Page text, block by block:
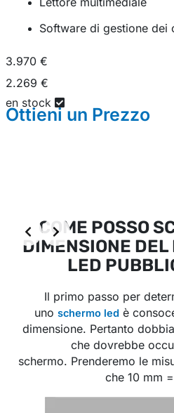
Software di gestione dei
3.970 €
2.269 €
en stock
Ottieni un Prezzo
COME POSSO
DIMENSIONE DEL
LED
Il primo passo per
uno schermo ledè
dimensione. Pertanto
che dovrebbe
schermo. Prenderemo le
che 10 mm